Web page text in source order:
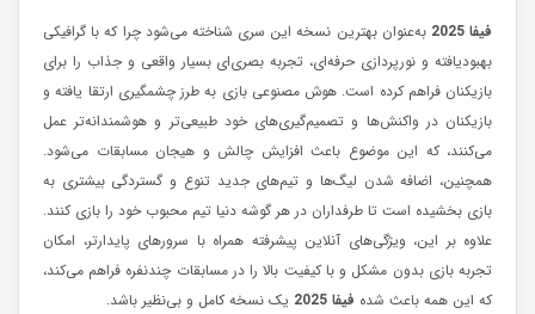
فیفا 2025
به‌عنوان بهترین نسخه این سری شناخته می‌شود چرا که با گرافیکی
بهبودیافته و نورپردازی حرفه‌ای، تجربه بصری‌ای بسیار واقعی و جذاب را برای
بازیکنان فراهم کرده است. هوش مصنوعی بازی به طرز چشمگیری ارتقا یافته و
بازیکنان در واکنش‌ها و تصمیم‌گیری‌های خود طبیعی‌تر و هوشمندانه‌تر عمل
می‌کنند، که این موضوع باعث افزایش چالش و هیجان مسابقات می‌شود.
همچنین، اضافه شدن لیگ‌ها و تیم‌های جدید تنوع و گستردگی بیشتری به
بازی بخشیده است تا طرفداران در هر گوشه دنیا تیم محبوب خود را بازی کنند.
علاوه بر این، ویژگی‌های آنلاین پیشرفته همراه با سرورهای پایدارتر، امکان
تجربه بازی بدون مشکل و با کیفیت بالا را در مسابقات چندنفره فراهم می‌کند،
که این همه باعث شده فیفا 2025 یک نسخه کامل و بی‌نظیر باشد.